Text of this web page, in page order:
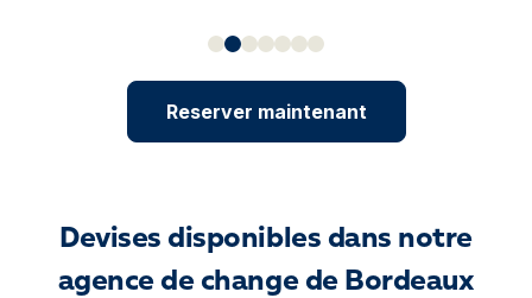
Reserver maintenant
Devises disponibles dans notre
agence de change de Bordeaux